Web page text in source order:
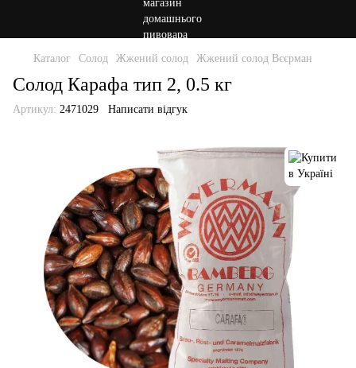
Каталог Солод Жжений солод Жжений солод Вєєрман
Солод Карафа тип 2, 0.5 кг
Артикул: 2471029 Написати відгук